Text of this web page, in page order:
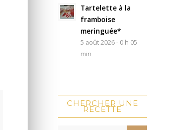
Tartelette à la
framboise
meringuée*
5 août 2026 - 0 h 05
min
CHERCHER UNE
RECETTE